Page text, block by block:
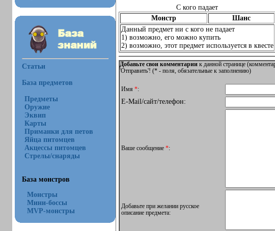
Статьи
База предметов
Предметы
Оружие
Эквип
Карты
Приманки для петов
Яйца питомцев
Акцессы питомцев
Стрелы/снаряды
База монстров
Монстры
Мини-боссы
MVP-монстры
С кого падает
Монстр
Шанс
Данный предмет ни с кого не падает
1) возможно, его можно купить
2) возможно, этот предмет используется в квесте
Добавьте свои комментариик данной странице
'Отправить'! (*- поля, обязательные к заполнению)
Имя *:
E-Mail/сайт/телефон:
Ваше сообщение *:
Добавьте при желании русское
описание предмета: